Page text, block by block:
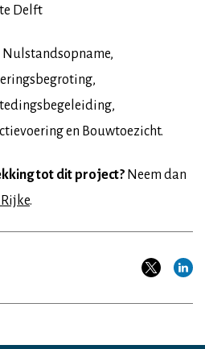
Delft
Nulstandsopname,
en Bouwtoezicht.
tot dit project? Neem dan
.